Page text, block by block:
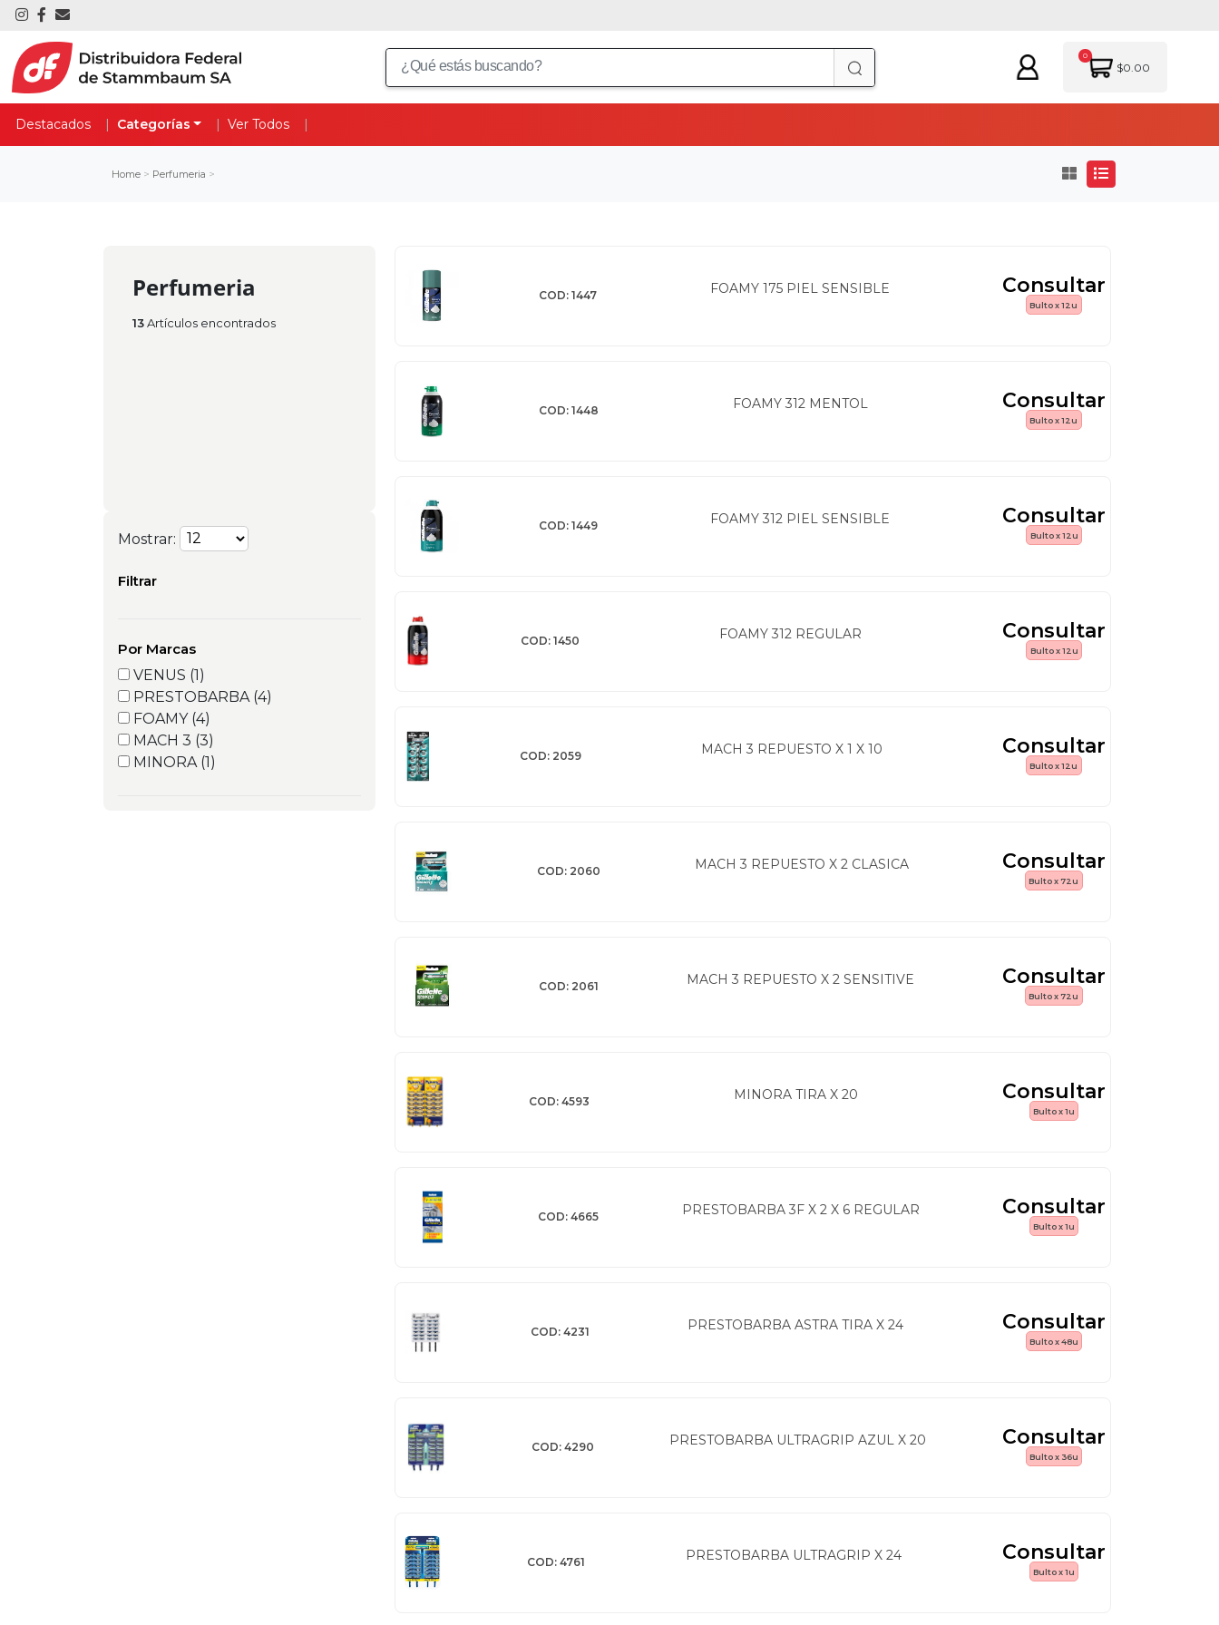
0
$0.00
Destacados Categorías Ver Todos
Home> Perfumeria >
Perfumeria
13Artículos encontrados
Mostrar:
Filtrar
Por Marcas
VENUS (1)
PRESTOBARBA (4)
FOAMY (4)
MACH 3 (3)
MINORA (1)
COD: 1447 FOAMY 175 PIEL SENSIBLE Consultar
Bulto x 12u
COD: 1448 FOAMY 312 MENTOL Consultar
Bulto x 12u
COD: 1449 FOAMY 312 PIEL SENSIBLE Consultar
Bulto x 12u
COD: 1450 FOAMY 312 REGULAR Consultar
Bulto x 12u
COD: 2059 MACH 3 REPUESTO X 1 X 10 Consultar
Bulto x 12u
COD: 2060 MACH 3 REPUESTO X 2 CLASICA Consultar
Bulto x 72u
COD: 2061 MACH 3 REPUESTO X 2 SENSITIVE Consultar
Bulto x 72u
COD: 4593 MINORA TIRA X 20 Consultar
Bulto x 1u
COD: 4665 PRESTOBARBA 3F X 2 X 6 REGULAR Consultar
Bulto x 1u
COD: 4231 PRESTOBARBA ASTRA TIRA X 24 Consultar
Bulto x 48u
COD: 4290 PRESTOBARBA ULTRAGRIP AZUL X 20 Consultar
Bulto x 36u
COD: 4761 PRESTOBARBA ULTRAGRIP X 24 Consultar
Bulto x 1u